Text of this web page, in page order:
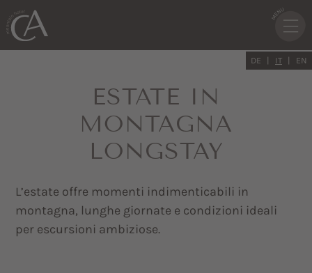
DE IT EN
ESTATE IN
MONTAGNA
LONGSTAY
L’estate offre momenti indimenticabili in
montagna, lunghe giornate e condizioni ideali
per escursioni ambiziose.